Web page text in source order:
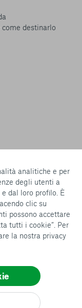
analitiche e per
degli utenti a
dal loro profilo. È
clic su
possono accettare
tutti i cookie”. Per
la nostra privacy
destinarlo
cosa sapere e